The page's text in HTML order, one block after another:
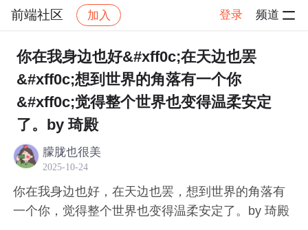
前端社区 加入 登录 频道
社区 前端社区 感慨 帖子详情
你在我身边也好&#xff0c;在天边也罢
&#xff0c;想到世界的角落有一个你
&#xff0c;觉得整个世界也变得温柔安定
了。by 琦殿
朦胧也很美
2025-10-24
你在我身边也好，在天边也罢，想到世界的角落有
一个你，觉得整个世界也变得温柔安定了。by 琦殿